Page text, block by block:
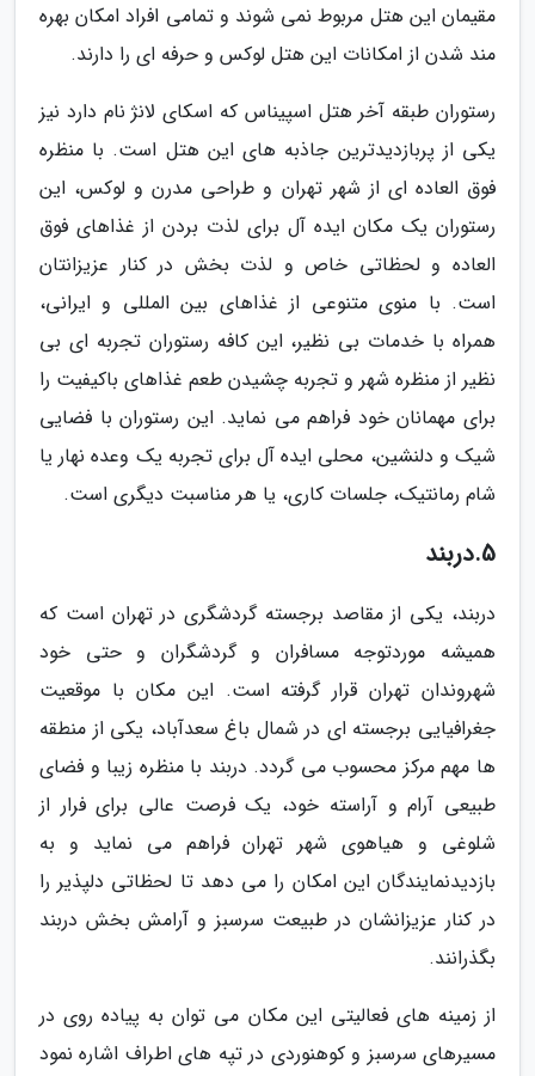
مقیمان این هتل مربوط نمی شوند و تمامی افراد امکان بهره
مند شدن از امکانات این هتل لوکس و حرفه ای را دارند.
رستوران طبقه آخر هتل اسپیناس که اسکای لانژ نام دارد نیز
یکی از پربازدیدترین جاذبه های این هتل است. با منظره
فوق العاده ای از شهر تهران و طراحی مدرن و لوکس، این
رستوران یک مکان ایده آل برای لذت بردن از غذاهای فوق
العاده و لحظاتی خاص و لذت بخش در کنار عزیزانتان
است. با منوی متنوعی از غذاهای بین المللی و ایرانی،
همراه با خدمات بی نظیر، این کافه رستوران تجربه ای بی
نظیر از منظره شهر و تجربه چشیدن طعم غذاهای باکیفیت را
برای مهمانان خود فراهم می نماید. این رستوران با فضایی
شیک و دلنشین، محلی ایده آل برای تجربه یک وعده نهار یا
شام رمانتیک، جلسات کاری، یا هر مناسبت دیگری است.
5.دربند
دربند، یکی از مقاصد برجسته گردشگری در تهران است که
همیشه موردتوجه مسافران و گردشگران و حتی خود
شهروندان تهران قرار گرفته است. این مکان با موقعیت
جغرافیایی برجسته ای در شمال باغ سعدآباد، یکی از منطقه
ها مهم مرکز محسوب می گردد. دربند با منظره زیبا و فضای
طبیعی آرام و آراسته خود، یک فرصت عالی برای فرار از
شلوغی و هیاهوی شهر تهران فراهم می نماید و به
بازدیدنمایندگان این امکان را می دهد تا لحظاتی دلپذیر را
در کنار عزیزانشان در طبیعت سرسبز و آرامش بخش دربند
بگذرانند.
از زمینه های فعالیتی این مکان می توان به پیاده روی در
مسیرهای سرسبز و کوهنوردی در تپه های اطراف اشاره نمود